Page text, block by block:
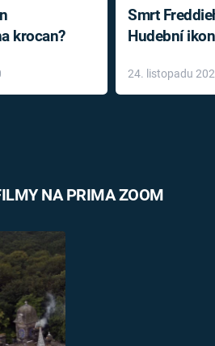
krocan?
Smrt
Hudební
léky
24. listopadu
NA PRIMA ZOOM